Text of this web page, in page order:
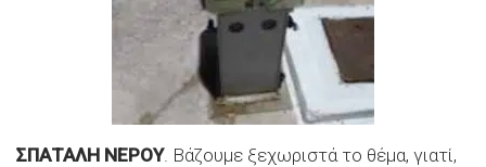
ΣΠΑΤΑΛΗ ΝΕΡΟΥ. Βάζουμε ξεχωριστά το θέμα, γιατί,